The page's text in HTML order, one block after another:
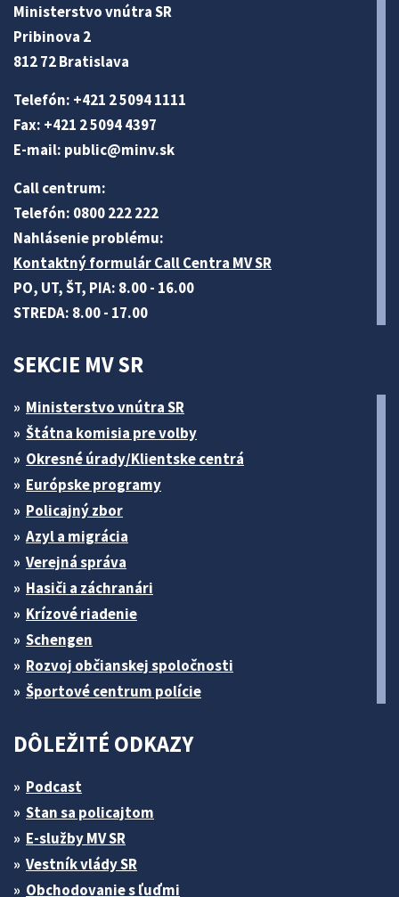
Ministerstvo vnútra SR
Pribinova 2
812 72 Bratislava
Telefón: +421 2 5094 1111
Fax: +421 2 5094 4397
E-mail: public@minv.sk
Call centrum:
Telefón: 0800 222 222
Nahlásenie problému:
Kontaktný formulár Call Centra MV SR
PO, UT, ŠT, PIA: 8.00 - 16.00
STREDA: 8.00 - 17.00
SEKCIE MV SR
Ministerstvo vnútra SR
Štátna komisia pre volby
Okresné úrady/Klientske centrá
Európske programy
Policajný zbor
Azyl a migrácia
Verejná správa
Hasiči a záchranári
Krízové riadenie
Schengen
Rozvoj občianskej spoločnosti
Športové centrum polície
DÔLEŽITÉ ODKAZY
Podcast
Stan sa policajtom
E-služby MV SR
Vestník vlády SR
Obchodovanie s ľuďmi